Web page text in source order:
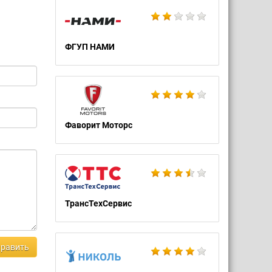
ФГУП НАМИ
Фаворит Моторс
ТрансТехСервис